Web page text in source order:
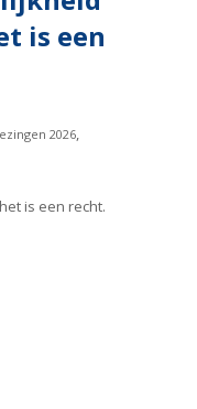
is een
2026,
is een recht.